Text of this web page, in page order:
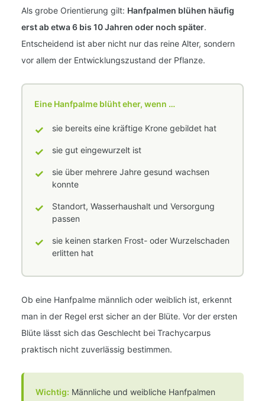
Als grobe Orientierung gilt: Hanfpalmen blühen häufig
erst ab etwa 6 bis 10 Jahren oder noch später.
Entscheidend ist aber nicht nur das reine Alter, sondern
vor allem der Entwicklungszustand der Pflanze.
Eine Hanfpalme blüht eher, wenn …
✓ sie bereits eine kräftige Krone gebildet hat
✓ sie gut eingewurzelt ist
✓
sie über mehrere Jahre gesund wachsen
konnte
✓
Standort, Wasserhaushalt und Versorgung
passen
✓
sie keinen starken Frost- oder Wurzelschaden
erlitten hat
Ob eine Hanfpalme männlich oder weiblich ist, erkennt
man in der Regel erst sicher an der Blüte. Vor der ersten
Blüte lässt sich das Geschlecht bei Trachycarpus
praktisch nicht zuverlässig bestimmen.
Wichtig: Männliche und weibliche Hanfpalmen